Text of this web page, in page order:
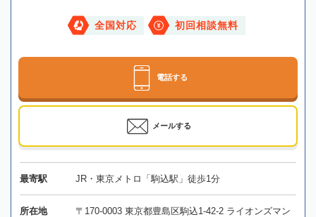
全国対応 初回相談無料
電話する
メールする
最寄駅 JR・東京メトロ「駒込駅」徒歩1分
所在地
〒170-0003 東京都豊島区駒込1-42-2 ライオンズマン